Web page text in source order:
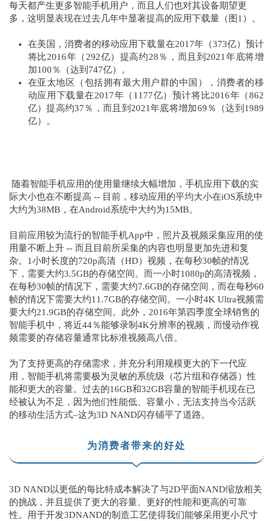
每天都产生更多智能手机用户，而且人们也对其设备期望更
多，这明显表现在过去几年中显著提高的应用下载量 （图1）。
在美国，消费者的移动应用下载量在2017年（373亿）预计
将比2016年（292亿）提高约28％，而且到2021年底将增
加100％（达到747亿）。
在亚太地区（包括拥有最大用户群的中国），消费者的移
动应用下载量在2017年（1177亿）预计将比2016年（862
亿）提高约37％，而且到2021年底将增加69％（达到1989
亿）。
随着智能手机应用的使用量继续大幅增加，手机应用下载的实
际大小也在不断提高 -- 目前， 移动应用的平均大小在iOS系统中
大约为38MB，在Android系统中大约为15MB。
目前应用较为流行的智能手机App中，照片及视频采集应用的使
用量不断上升 -- 而且目前所采集的内容也明显更加先进和复
杂。1小时长度的720p高清（HD）视频，在每秒30帧的情况
下，需要大约3.5GB的存储空间。而一小时1080p的高清视频，
在每秒30帧的情况下，需要大约7.6GB的存储空间，而在每秒60
帧的情况下需要大约11.7GB的存储空间。一小时4K Ultra视频需
要大约21.9GB的存储空间。此外，2016年第四季度全球销售的
智能手机中，将近44％能够录制4K分辨率的视频，而慢动作视
频需要的存储容量通常比标准视频高八倍。
为了支持更高的存储需求，并充分利用规模更大的下一代应
用，智能手机将需要极为灵敏的系统级（芯片组和存储器）性
能和更大的容量。过去的16GB和32GB容量的智能手机现在已
经被认为不足，因为他们性能低、容量小，无法支持当今活跃
的移动生活方式–这为3D NAND闪存铺平了道路。
为消费者带来的好处
3D NAND以更低的每比特成本解决了与2D平面NAND缩放相关
的挑战，并且提供了更大的容量、更好的性能和更高的可靠
性。用于开发3DNAND的制造工艺使得我们能够采用更小尺寸